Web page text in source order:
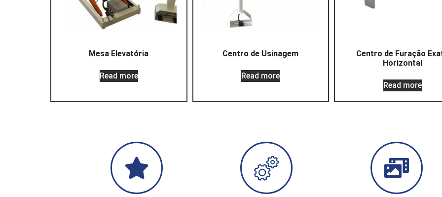
Mesa Elevatória
Read more
Centro de Usinagem
Read more
Centro de Furação
Horizontal
Read more